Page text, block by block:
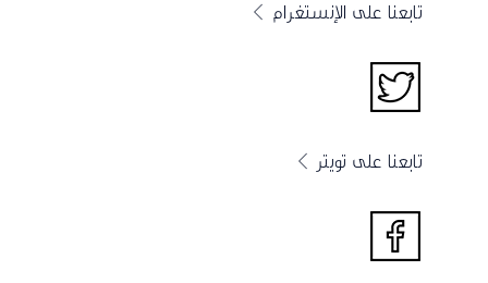
تابعنا على الإنستغرام
تابعنا على تويتر